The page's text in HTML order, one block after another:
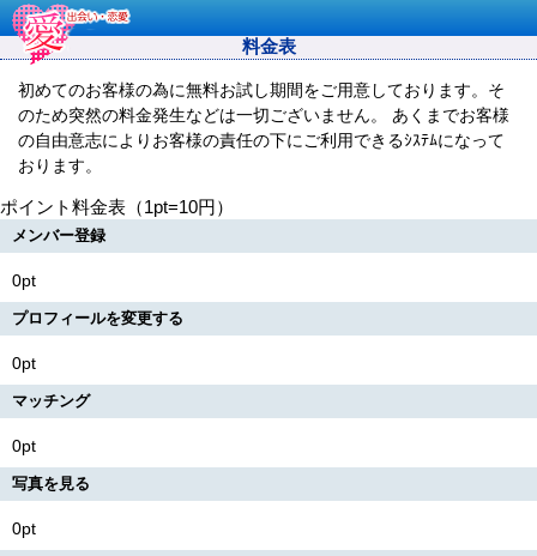
料金表
初めてのお客様の為に無料お試し期間をご用意しております。そ
のため突然の料金発生などは一切ございません。 あくまでお客様
の自由意志によりお客様の責任の下にご利用できるｼｽﾃﾑになって
おります。
ポイント料金表（1pt=10円）
メンバー登録
0pt
プロフィールを変更する
0pt
マッチング
0pt
写真を見る
0pt